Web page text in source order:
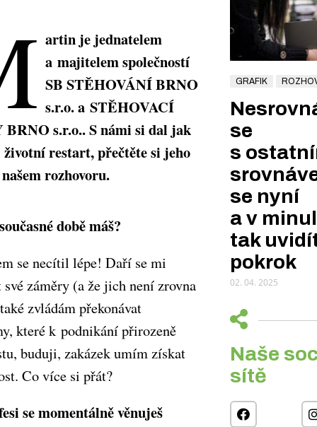
artin je jednatelem
a majitelem společností
SB STĚHOVÁNÍ BRNO
s.r.o. a STĚHOVACÍ
BRNO s.r.o.. S námi si dal jak
restart, přečtěte si jeho
rozhovoru.
době máš?
se necítil lépe! Daří se mi
své záměry (a že jich není zrovna
zvládám překonávat
které k podnikání přirozeně
buduji, zakázek umím získat
Co více si přát?
se momentálně věnuješ
GRAFIK
se
s
se nyní
a v
tak
pokrok
02. 04. 2025
Naše
sítě